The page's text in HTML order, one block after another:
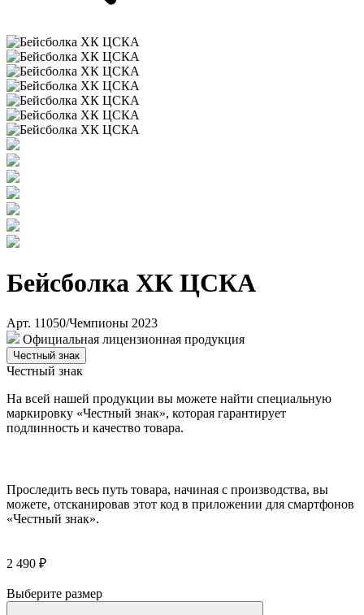
Бейсболка ХК ЦСКА
Арт. 11050/Чемпионы 2023
Официальная лицензионная продукция
Честный знак
Честный знак
На всей нашей продукции вы можете найти специальную
маркировку «Честный знак», которая гарантирует
подлинность и качество товара.
Проследить весь путь товара, начиная с производства, вы
можете, отсканировав этот код в приложении для смартфонов
«Честный знак».
2 490 ₽
Выберите размер